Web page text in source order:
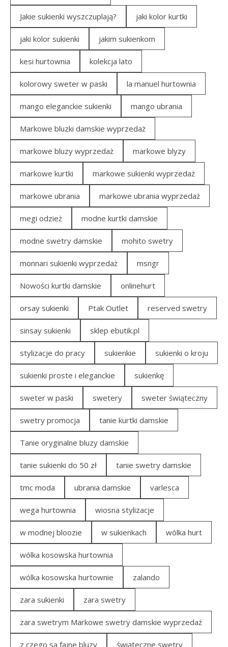
Jakie sukienki wyszczuplają? jaki kolor kurtki
jaki kolor sukienki jakim sukienkom
kesi hurtownia kolekcja lato
kolorowy sweter w paski la manuel hurtownia
mango eleganckie sukienki mango ubrania
Markowe bluzki damskie wyprzedaż
markowe bluzy wyprzedaż markowe blyzy
markowe kurtki markowe sukienki wyprzedaż
markowe ubrania markowe ubrania wyprzedaż
megi odzież modne kurtki damskie
modne swetry damskie mohito swetry
monnari sukienki wyprzedaż msngr
Nowości kurtki damskie onlinehurt
orsay sukienki Ptak Outlet reserved swetry
sinsay sukienki sklep ebutik.pl
stylizacje do pracy sukienkie sukienki o kroju
sukienki proste i eleganckie sukienkę
sweter w paski swetery sweter świąteczny
swetry promocja tanie kurtki damskie
Tanie oryginalne bluzy damskie
tanie sukienki do 50 zł tanie swetry damskie
tmc moda ubrania damskie varlesca
wega hurtownia wiosna stylizacje
w modnej bloozie w sukienkach wólka hurt
wólka kosowska hurtownia
wólka kosowska hurtownie zalando
zara sukienki zara swetry
zara swetrym Markowe swetry damskie wyprzedaż
z czego sa fajne bluzy świąteczne swetry